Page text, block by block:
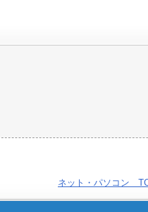
ネット・パソコン